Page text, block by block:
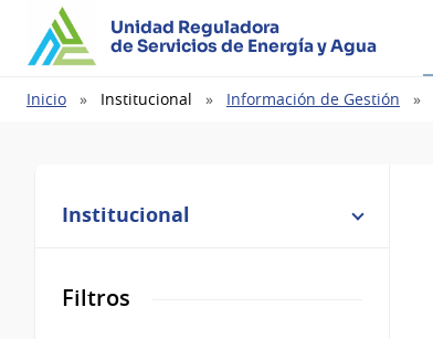
Unidad Reguladora
de Servicios de Energía y Agua
Ruta
Inicio Institucional Información de Gestión
Institucional
Filtros